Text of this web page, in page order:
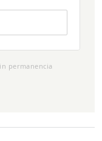
permanencia